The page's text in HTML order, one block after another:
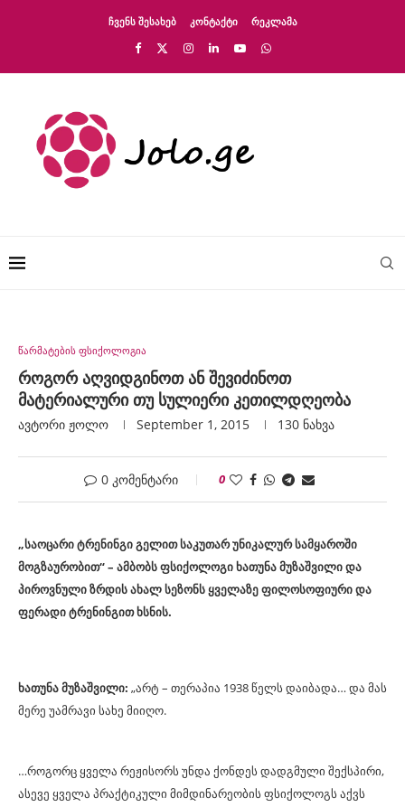
ᲩᲕᲔᲜᲡ ᲨᲔᲡᲐᲮᲔᲑ ᲙᲝᲜᲢᲐᲥᲢᲘ ᲠᲔᲙᲚᲐᲛᲐ
წარმატების ფსიქოლოგია
როგორ აღვიდგინოთ ან შევიძინოთ
მატერიალური თუ სულიერი კეთილდღეობა
ავტორი Ჟოლო September 1, 2015 130 ნახვა
0 კომენტარი 0
„საოცარი ტრენინგი გელით საკუთარ უნიკალურ სამყაროში
მოგზაურობით“ – ამბობს ფსიქოლოგი ხათუნა მუზაშვილი და
პიროვნული ზრდის ახალ სეზონს ყველაზე ფილოსოფიური და
ფერადი ტრენინგით ხსნის.
ხათუნა მუზაშვილი: „არტ – თერაპია 1938 წელს დაიბადა… და მას
მერე უამრავი სახე მიიღო.
…როგორც ყველა რეჟისორს უნდა ქონდეს დადგმული შექსპირი,
ასევე ყველა პრაქტიკული მიმდინარეობის ფსიქოლოგს აქვს